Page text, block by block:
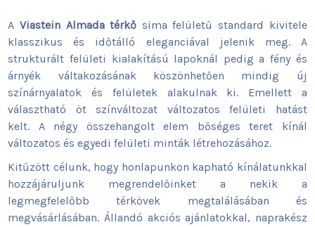
A Viastein Almada térkő sima felületű standard kivitele
klasszikus és időtálló eleganciával jelenik meg. A
strukturált felületi kialakítású lapoknál pedig a fény és
árnyék váltakozásának köszönhetően mindig új
színárnyalatok és felületek alakulnak ki. Emellett a
választható öt színváltozat változatos felületi hatást
kelt. A négy összehangolt elem bőséges teret kínál
változatos és egyedi felületi minták létrehozásához.
Kitűzött célunk, hogy honlapunkon kapható kínálatunkkal
hozzájáruljunk megrendelőinket a nekik a
legmegfelelőbb térkövek megtalálásában és
megvásárlásában. Állandó akciós ajánlatokkal, naprakész